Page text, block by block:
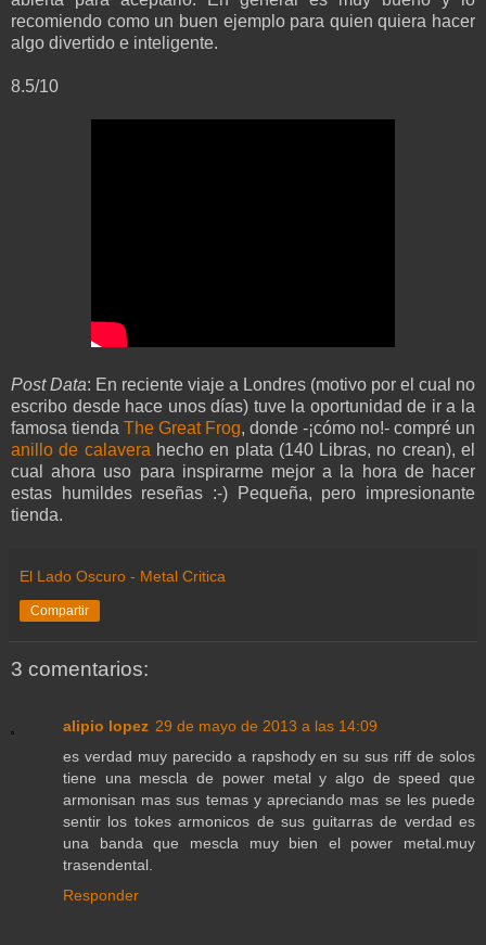
recomiendo como un buen ejemplo para quien quiera hacer
algo divertido e inteligente.
8.5/10
Post Data: En reciente viaje a Londres (motivo por el cual no
escribo desde hace unos días) tuve la oportunidad de ir a la
famosa tienda The Great Frog, donde -¡cómo no!- compré un
anillo de calavera hecho en plata (140 Libras, no crean), el
cual ahora uso para inspirarme mejor a la hora de hacer
estas humildes reseñas :-) Pequeña, pero impresionante
tienda.
El Lado Oscuro - Metal Critica
Compartir
3 comentarios:
alipio lopez 29 de mayo de 2013 a las 14:09
es verdad muy parecido a rapshody en su sus riff de solos
tiene una mescla de power metal y algo de speed que
armonisan mas sus temas y apreciando mas se les puede
sentir los tokes armonicos de sus guitarras de verdad es
una banda que mescla muy bien el power metal.muy
trasendental.
Responder